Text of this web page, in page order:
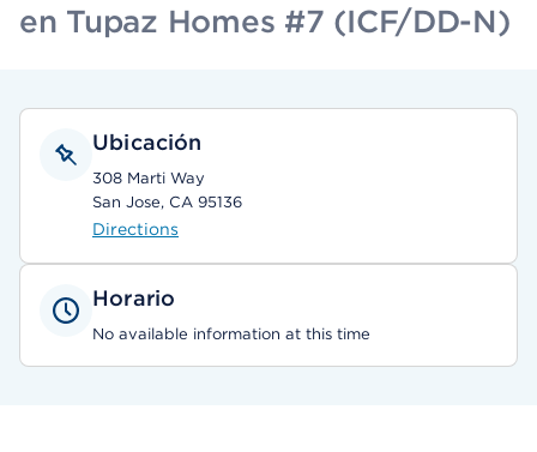
en Tupaz Homes #7 (ICF/DD-N)
Ubicación
308 Marti Way
San Jose, CA 95136
Directions
Horario
No available information at this time